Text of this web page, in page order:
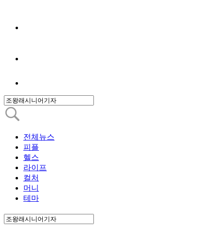
전체뉴스
피플
헬스
라이프
컬처
머니
테마